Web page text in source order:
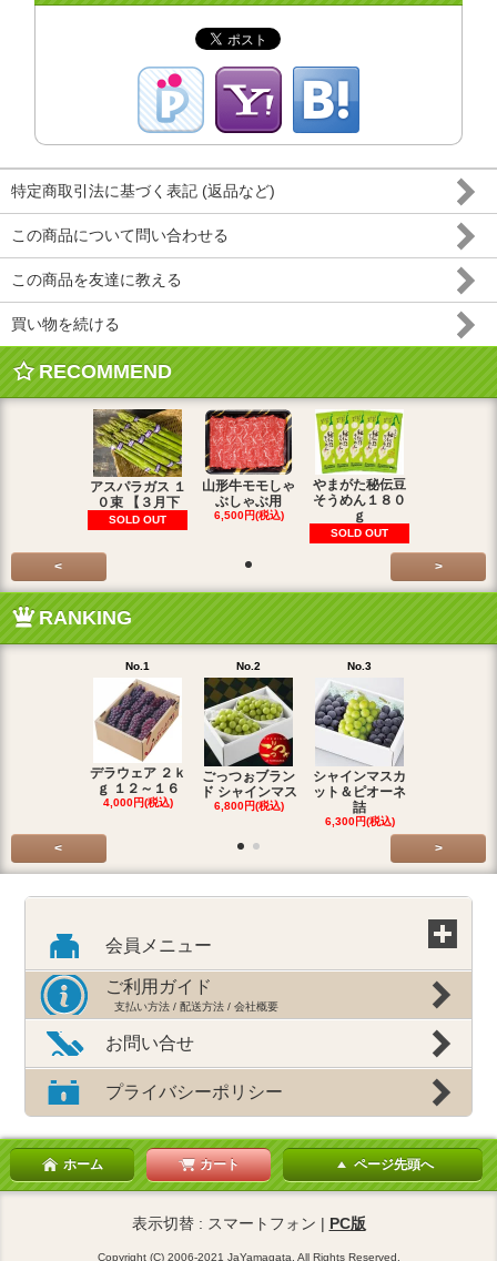
特定商取引法に基づく表記 (返品など)
この商品について問い合わせる
この商品を友達に教える
買い物を続ける
RECOMMEND
アスパラガス １
０束 【３月下
SOLD OUT
山形牛モモしゃ
ぶしゃぶ用
6,500円(税込)
やまがた秘伝豆
そうめん１８０
ｇ
SOLD OUT
< >
RANKING
No.1
デラウェア ２ｋ
ｇ １２～１６
4,000円(税込)
No.2
ごっつぉブラン
ド シャインマス
6,800円(税込)
No.3
シャインマスカ
ット＆ピオーネ
詰
6,300円(税込)
< >
会員メニュー
ご利用ガイド
支払い方法 / 配送方法 / 会社概要
お問い合せ
プライバシーポリシー
ホーム カート ページ先頭へ
表示切替 : スマートフォン | PC版
Copyright (C) 2006-2021 JaYamagata. All Rights Reserved.